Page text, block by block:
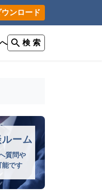
ンロード
検 索
ーム
質問や
能です